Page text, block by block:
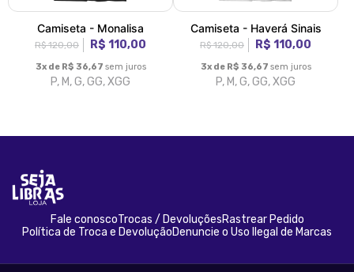
Camiseta - Monalisa
R$ 120,00 R$ 110,00
3x de R$ 36,67 sem juros
P, M, G, GG, XGG
Camiseta - Haverá Sinais
R$ 120,00 R$ 110,00
3x de R$ 36,67 sem juros
P, M, G, GG, XGG
Fale conoscoTrocas / DevoluçõesRastrear Pedido
Política de Troca e DevoluçãoDenuncie o Uso Ilegal de Marcas